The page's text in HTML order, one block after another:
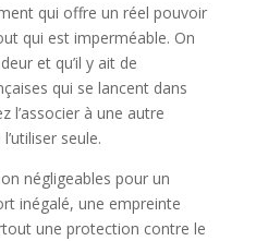
qui offre un réel pouvoir
qui est imperméable. On
et qu’il y ait de
qui se lancent dans
l’associer à une autre
seule.
négligeables pour un
inégalé, une empreinte
une protection contre le